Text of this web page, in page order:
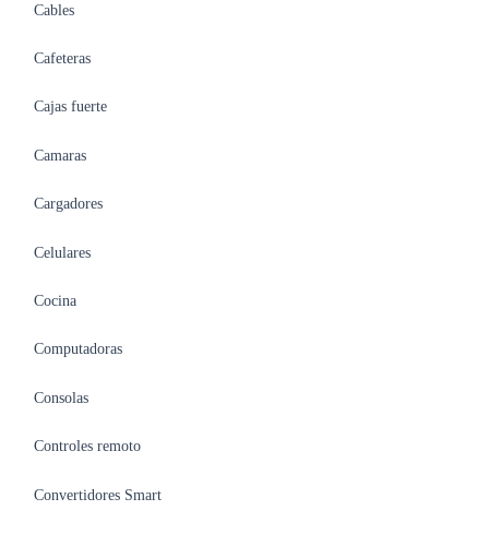
Cables
Cafeteras
Cajas fuerte
Camaras
Cargadores
Celulares
Cocina
Computadoras
Consolas
Controles remoto
Convertidores Smart